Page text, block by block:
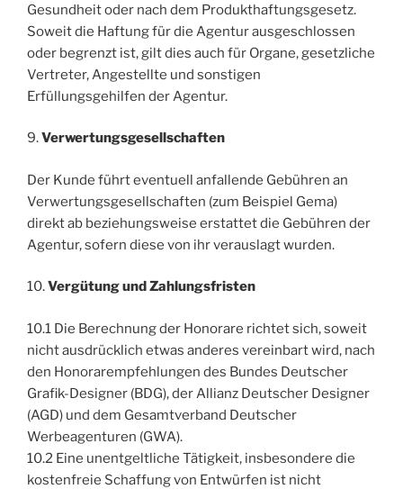
Gesundheit oder nach dem Produkthaftungsgesetz.
Soweit die Haftung für die Agentur ausgeschlossen
oder begrenzt ist, gilt dies auch für Organe, gesetzliche
Vertreter, Angestellte und sonstigen
Erfüllungsgehilfen der Agentur.
9.Verwertungsgesellschaften
Der Kunde führt eventuell anfallende Gebühren an
Verwertungsgesellschaften (zum Beispiel Gema)
direkt ab beziehungsweise erstattet die Gebühren der
Agentur, sofern diese von ihr verauslagt wurden.
10.Vergütung und Zahlungsfristen
10.1 Die Berechnung der Honorare richtet sich, soweit
nicht ausdrücklich etwas anderes vereinbart wird, nach
den Honorarempfehlungen des Bundes Deutscher
Grafik-Designer (BDG), der Allianz Deutscher Designer
(AGD) und dem Gesamtverband Deutscher
Werbeagenturen (GWA).
10.2 Eine unentgeltliche Tätigkeit, insbesondere die
kostenfreie Schaffung von Entwürfen ist nicht